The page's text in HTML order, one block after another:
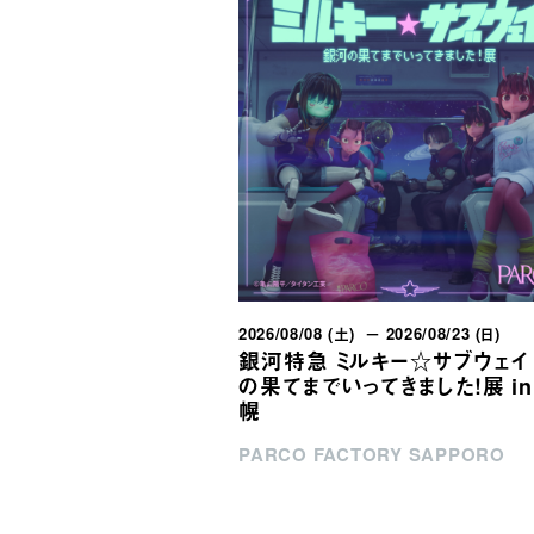
2026/08/08 (土) － 2026/08/23 (日)
銀河特急 ミルキー☆サブウェ
の果てまでいってきました！展
幌
PARCO FACTORY SAPPORO